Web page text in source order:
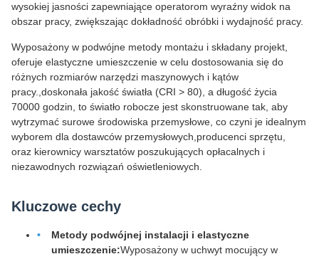
wysokiej jasności zapewniające operatorom wyraźny widok na
obszar pracy, zwiększając dokładność obróbki i wydajność pracy.
Wyposażony w podwójne metody montażu i składany projekt,
oferuje elastyczne umieszczenie w celu dostosowania się do
różnych rozmiarów narzędzi maszynowych i kątów
pracy.,doskonała jakość światła (CRI > 80), a długość życia
70000 godzin, to światło robocze jest skonstruowane tak, aby
wytrzymać surowe środowiska przemysłowe, co czyni je idealnym
wyborem dla dostawców przemysłowych,producenci sprzętu,
oraz kierownicy warsztatów poszukujących opłacalnych i
niezawodnych rozwiązań oświetleniowych.
Kluczowe cechy
Metody podwójnej instalacji i elastyczne
umieszczenie:Wyposażony w uchwyt mocujący w